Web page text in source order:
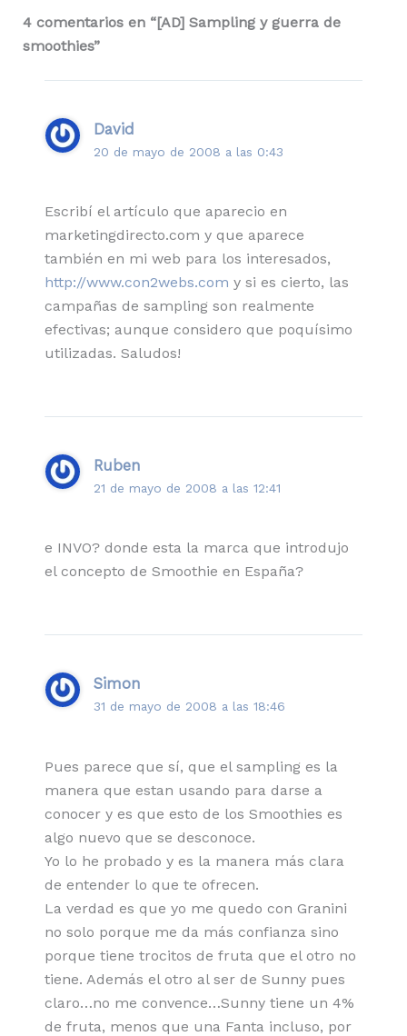
4 comentarios en “[AD] Sampling y guerra de
smoothies”
David
20 de mayo de 2008 a las 0:43
Escribí el artículo que aparecio en
marketingdirecto.com y que aparece
también en mi web para los interesados,
http://www.con2webs.com y si es cierto, las
campañas de sampling son realmente
efectivas; aunque considero que poquísimo
utilizadas. Saludos!
Ruben
21 de mayo de 2008 a las 12:41
e INVO? donde esta la marca que introdujo
el concepto de Smoothie en España?
Simon
31 de mayo de 2008 a las 18:46
Pues parece que sí, que el sampling es la
manera que estan usando para darse a
conocer y es que esto de los Smoothies es
algo nuevo que se desconoce.
Yo lo he probado y es la manera más clara
de entender lo que te ofrecen.
La verdad es que yo me quedo con Granini
no solo porque me da más confianza sino
porque tiene trocitos de fruta que el otro no
tiene. Además el otro al ser de Sunny pues
claro…no me convence…Sunny tiene un 4%
de fruta, menos que una Fanta incluso, por